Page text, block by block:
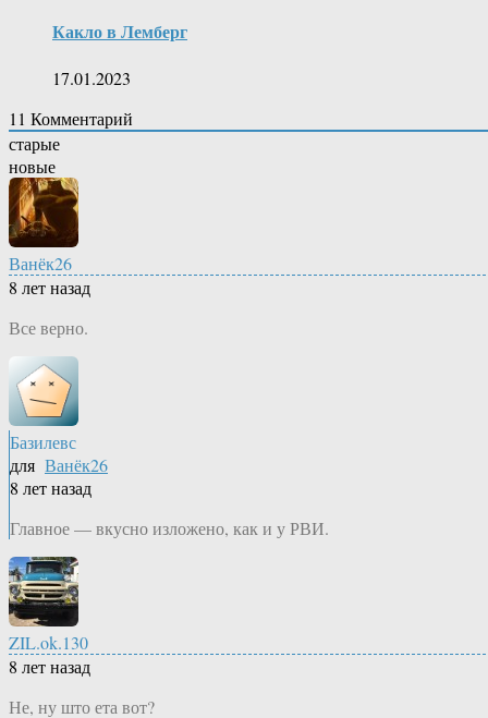
Какло в Лемберг
17.01.2023
11 Комментарий
старые
новые
Ванёк26
8 лет назад
Все верно.
Базилевс
для Ванёк26
8 лет назад
Главное — вкусно изложено, как и у РВИ.
ZIL.ok.130
8 лет назад
Не, ну што ета вот?